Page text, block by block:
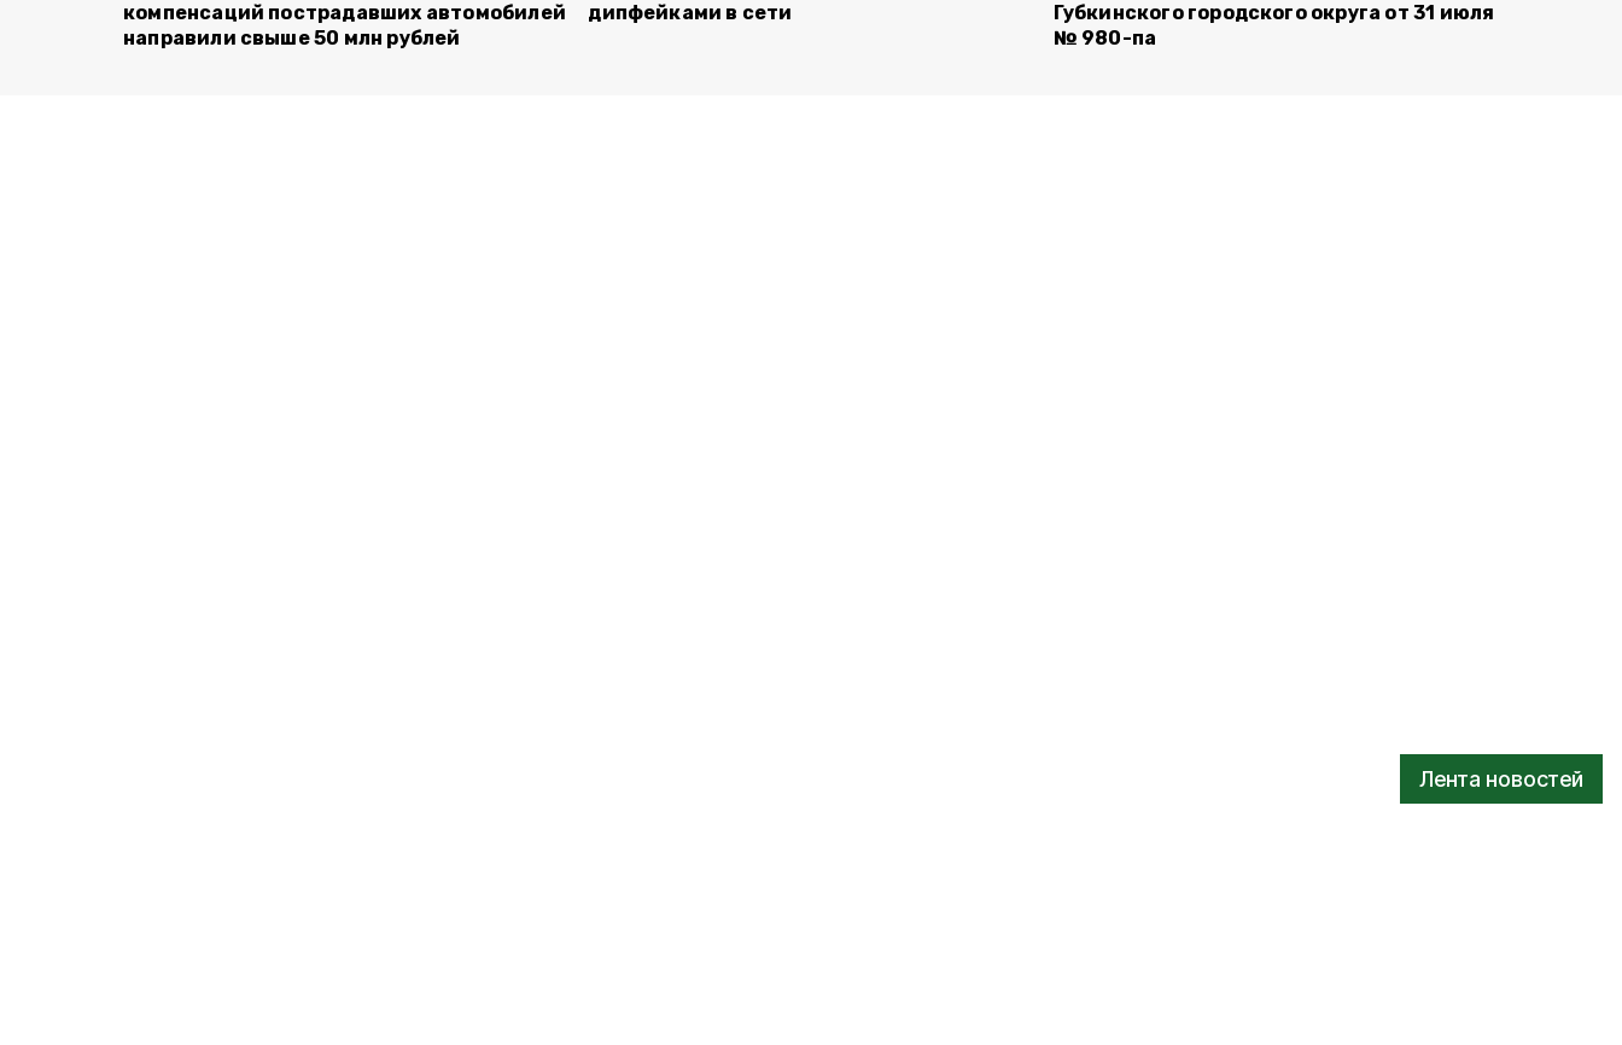
Лента новостей
компенсаций пострадавших автомобилей
направили свыше 50 млн рублей
дипфейками в сети
Губкинского городского округа от 31 июля
№ 980-па